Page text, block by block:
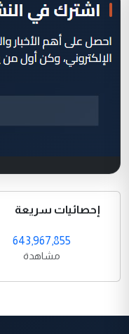
إحصائيات سريعة
643,967,855
مشاهدة